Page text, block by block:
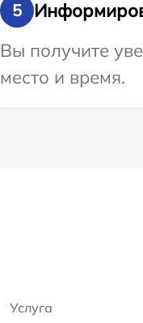
5
Вы получите
место и время.
Услуга